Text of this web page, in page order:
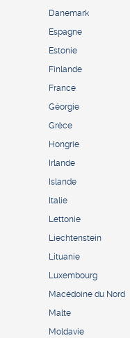
Danemark
Espagne
Estonie
Finlande
France
Géorgie
Grèce
Hongrie
Irlande
Islande
Italie
Lettonie
Liechtenstein
Lituanie
Luxembourg
Macédoine du Nord
Malte
Moldavie